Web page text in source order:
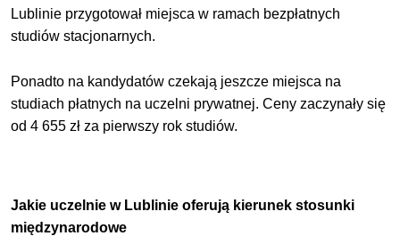
Lublinie przygotował miejsca w ramach bezpłatnych
studiów stacjonarnych.
Ponadto na kandydatów czekają jeszcze miejsca na
studiach płatnych na uczelni prywatnej. Ceny zaczynały się
od 4 655 zł za pierwszy rok studiów.
Jakie uczelnie w Lublinie oferują kierunek stosunki
międzynarodowe